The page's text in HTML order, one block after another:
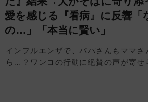
愛を感じる『看病』に反響「
の…」「本当に賢い」
インフルエンザで、パパさんもママさ
ら…？ワンコの行動に絶賛の声が寄せ